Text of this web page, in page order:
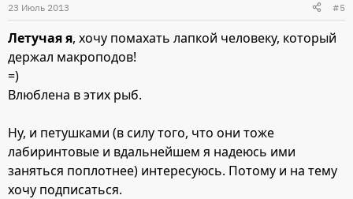
23 Июль 2013 #5
Летучая я, хочу помахать лапкой человеку, который
держал макроподов!
=)
Влюблена в этих рыб.
Ну, и петушками (в силу того, что они тоже
лабиринтовые и вдальнейшем я надеюсь ими
заняться поплотнее) интересуюсь. Потому и на тему
хочу подписаться.